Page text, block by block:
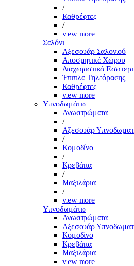
/
Καθρέφτες
/
view more
Σαλόνι
Αξεσουάρ Σαλονιού
Αποσμητικά Χώρου
Διαχωριστικά
Έπιπλα Τηλεόρασης
Καθρέφτες
view more
Υπνοδωμάτιο
Ανωστρώματα
/
Αξεσουάρ
/
Κομοδίνο
/
Κρεβάτια
/
Μαξιλάρια
/
view more
Υπνοδωμάτιο
Ανωστρώματα
Αξεσουάρ
Κομοδίνο
Κρεβάτια
Μαξιλάρια
view more